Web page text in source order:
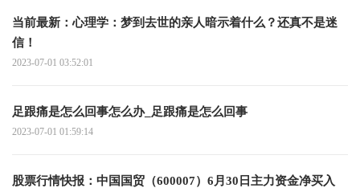
当前最新：心理学：梦到去世的亲人暗示着什么？还真不是迷
信！
2023-07-01 03:52:01
足跟痛是怎么回事怎么办_足跟痛是怎么回事
2023-07-01 01:59:14
股票行情快报：中国国贸（600007）6月30日主力资金净买入